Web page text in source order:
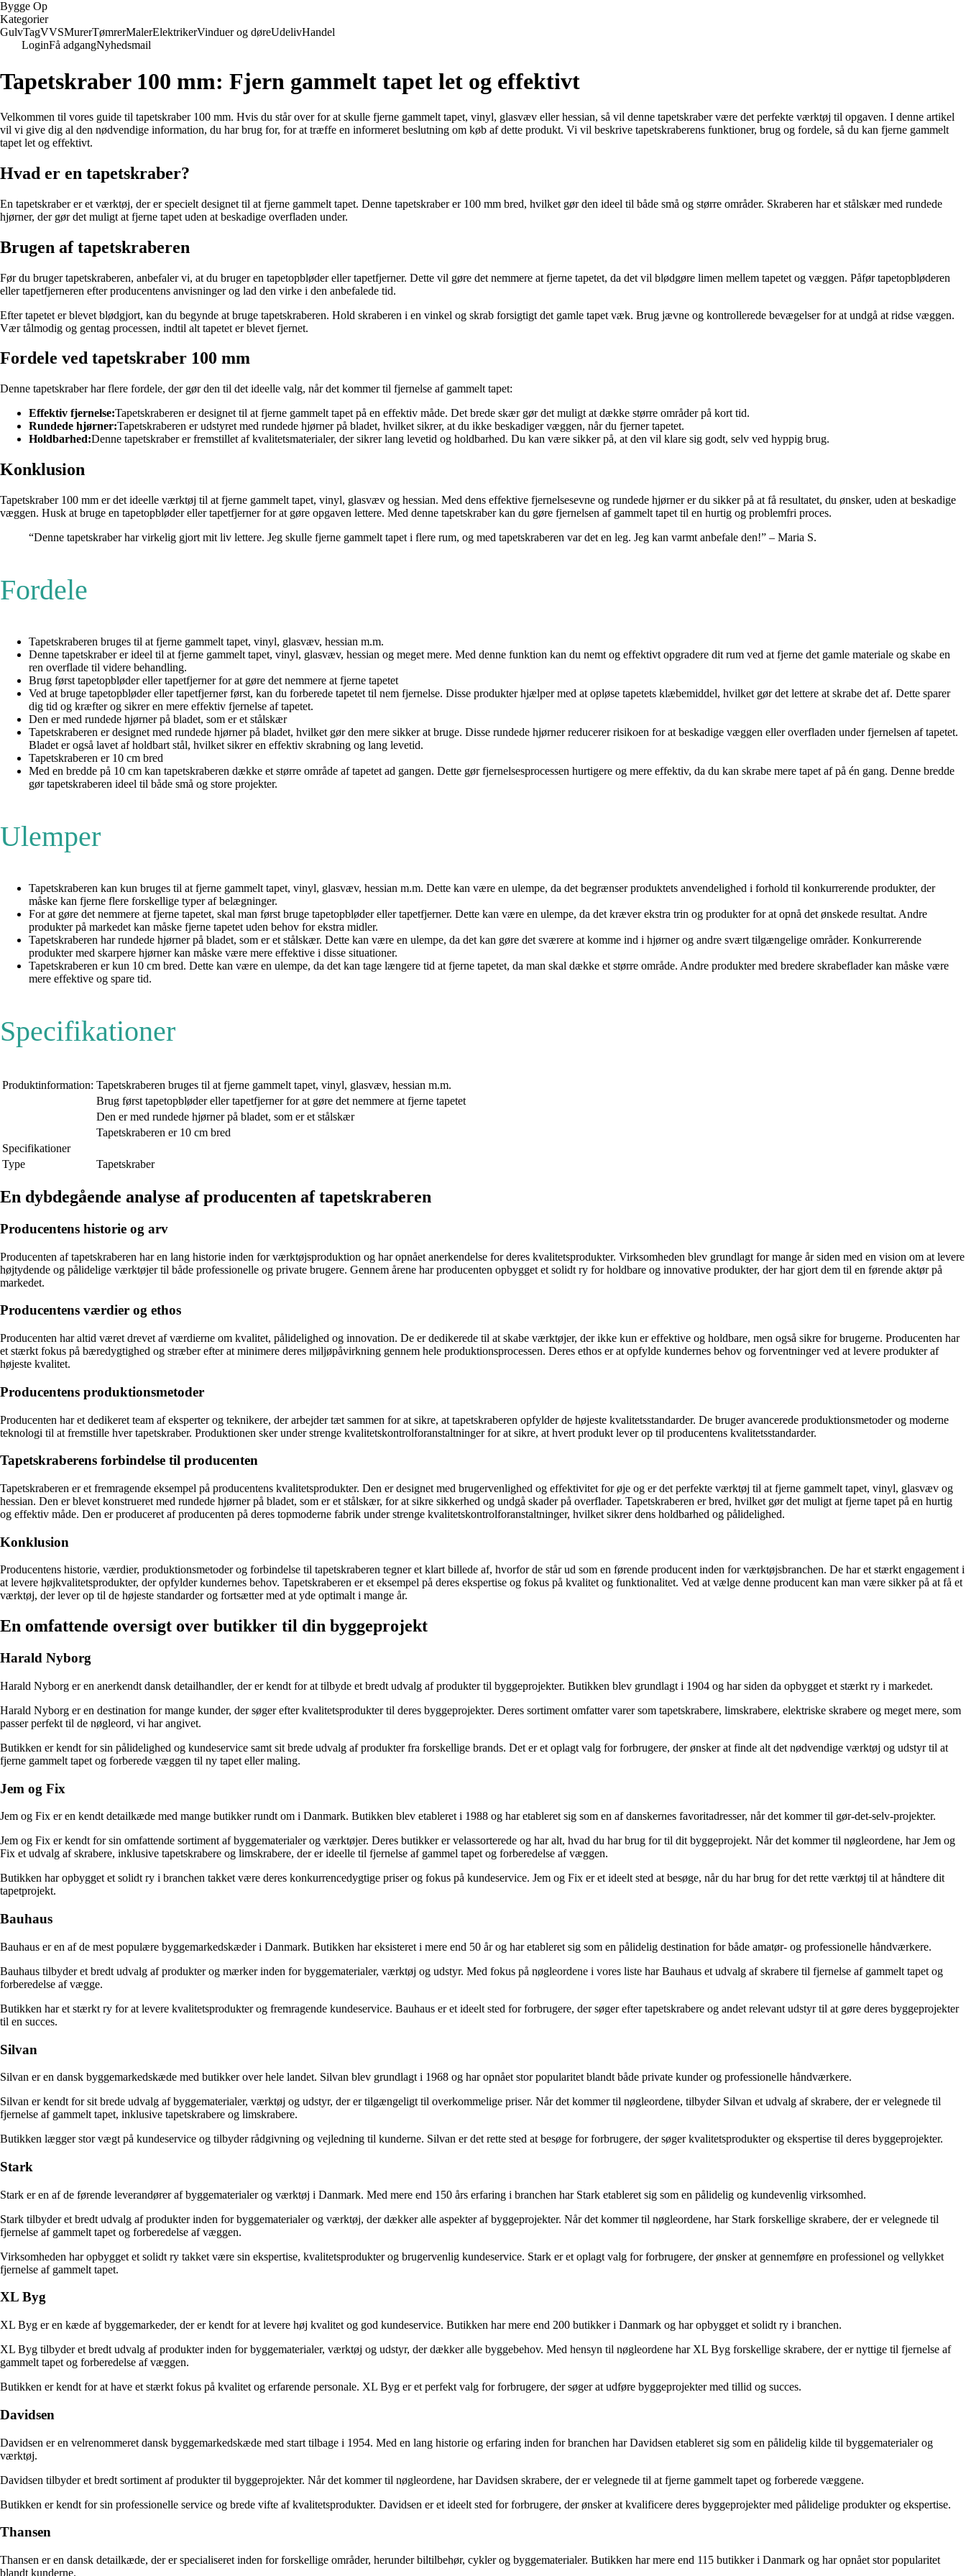
Bygge Op
Kategorier
GulvTagVVSMurerTømrerMalerElektrikerVinduer og døreUdelivHandel
LoginFå adgangNyhedsmail
Tapetskraber 100 mm: Fjern gammelt tapet let og effektivt
Velkommen til vores guide til tapetskraber 100 mm. Hvis du står over for at skulle fjerne gammelt tapet, vinyl, glasvæv eller hessian, så vil denne tapetskraber være det perfekte værktøj til opgaven. I denne artikel
vil vi give dig al den nødvendige information, du har brug for, for at træffe en informeret beslutning om køb af dette produkt. Vi vil beskrive tapetskraberens funktioner, brug og fordele, så du kan fjerne gammelt
tapet let og effektivt.
Hvad er en tapetskraber?
En tapetskraber er et værktøj, der er specielt designet til at fjerne gammelt tapet. Denne tapetskraber er 100 mm bred, hvilket gør den ideel til både små og større områder. Skraberen har et stålskær med rundede
hjørner, der gør det muligt at fjerne tapet uden at beskadige overfladen under.
Brugen af tapetskraberen
Før du bruger tapetskraberen, anbefaler vi, at du bruger en tapetopbløder eller tapetfjerner. Dette vil gøre det nemmere at fjerne tapetet, da det vil blødgøre limen mellem tapetet og væggen. Påfør tapetopbløderen
eller tapetfjerneren efter producentens anvisninger og lad den virke i den anbefalede tid.
Efter tapetet er blevet blødgjort, kan du begynde at bruge tapetskraberen. Hold skraberen i en vinkel og skrab forsigtigt det gamle tapet væk. Brug jævne og kontrollerede bevægelser for at undgå at ridse væggen.
Vær tålmodig og gentag processen, indtil alt tapetet er blevet fjernet.
Fordele ved tapetskraber 100 mm
Denne tapetskraber har flere fordele, der gør den til det ideelle valg, når det kommer til fjernelse af gammelt tapet:
Effektiv fjernelse:Tapetskraberen er designet til at fjerne gammelt tapet på en effektiv måde. Det brede skær gør det muligt at dække større områder på kort tid.
Rundede hjørner:Tapetskraberen er udstyret med rundede hjørner på bladet, hvilket sikrer, at du ikke beskadiger væggen, når du fjerner tapetet.
Holdbarhed:Denne tapetskraber er fremstillet af kvalitetsmaterialer, der sikrer lang levetid og holdbarhed. Du kan være sikker på, at den vil klare sig godt, selv ved hyppig brug.
Konklusion
Tapetskraber 100 mm er det ideelle værktøj til at fjerne gammelt tapet, vinyl, glasvæv og hessian. Med dens effektive fjernelsesevne og rundede hjørner er du sikker på at få resultatet, du ønsker, uden at beskadige
væggen. Husk at bruge en tapetopbløder eller tapetfjerner for at gøre opgaven lettere. Med denne tapetskraber kan du gøre fjernelsen af gammelt tapet til en hurtig og problemfri proces.
“Denne tapetskraber har virkelig gjort mit liv lettere. Jeg skulle fjerne gammelt tapet i flere rum, og med tapetskraberen var det en leg. Jeg kan varmt anbefale den!” – Maria S.
Fordele
Tapetskraberen bruges til at fjerne gammelt tapet, vinyl, glasvæv, hessian m.m.
Denne tapetskraber er ideel til at fjerne gammelt tapet, vinyl, glasvæv, hessian og meget mere. Med denne funktion kan du nemt og effektivt opgradere dit rum ved at fjerne det gamle materiale og skabe en
ren overflade til videre behandling.
Brug først tapetopbløder eller tapetfjerner for at gøre det nemmere at fjerne tapetet
Ved at bruge tapetopbløder eller tapetfjerner først, kan du forberede tapetet til nem fjernelse. Disse produkter hjælper med at opløse tapetets klæbemiddel, hvilket gør det lettere at skrabe det af. Dette sparer
dig tid og kræfter og sikrer en mere effektiv fjernelse af tapetet.
Den er med rundede hjørner på bladet, som er et stålskær
Tapetskraberen er designet med rundede hjørner på bladet, hvilket gør den mere sikker at bruge. Disse rundede hjørner reducerer risikoen for at beskadige væggen eller overfladen under fjernelsen af tapetet.
Bladet er også lavet af holdbart stål, hvilket sikrer en effektiv skrabning og lang levetid.
Tapetskraberen er 10 cm bred
Med en bredde på 10 cm kan tapetskraberen dække et større område af tapetet ad gangen. Dette gør fjernelsesprocessen hurtigere og mere effektiv, da du kan skrabe mere tapet af på én gang. Denne bredde
gør tapetskraberen ideel til både små og store projekter.
Ulemper
Tapetskraberen kan kun bruges til at fjerne gammelt tapet, vinyl, glasvæv, hessian m.m. Dette kan være en ulempe, da det begrænser produktets anvendelighed i forhold til konkurrerende produkter, der
måske kan fjerne flere forskellige typer af belægninger.
For at gøre det nemmere at fjerne tapetet, skal man først bruge tapetopbløder eller tapetfjerner. Dette kan være en ulempe, da det kræver ekstra trin og produkter for at opnå det ønskede resultat. Andre
produkter på markedet kan måske fjerne tapetet uden behov for ekstra midler.
Tapetskraberen har rundede hjørner på bladet, som er et stålskær. Dette kan være en ulempe, da det kan gøre det sværere at komme ind i hjørner og andre svært tilgængelige områder. Konkurrerende
produkter med skarpere hjørner kan måske være mere effektive i disse situationer.
Tapetskraberen er kun 10 cm bred. Dette kan være en ulempe, da det kan tage længere tid at fjerne tapetet, da man skal dække et større område. Andre produkter med bredere skrabeflader kan måske være
mere effektive og spare tid.
Specifikationer
Produktinformation: Tapetskraberen bruges til at fjerne gammelt tapet, vinyl, glasvæv, hessian m.m.
Brug først tapetopbløder eller tapetfjerner for at gøre det nemmere at fjerne tapetet
Den er med rundede hjørner på bladet, som er et stålskær
Tapetskraberen er 10 cm bred
Specifikationer
Type
Tapetskraber
En dybdegående analyse af producenten af tapetskraberen
Producentens historie og arv
Producenten af tapetskraberen har en lang historie inden for værktøjsproduktion og har opnået anerkendelse for deres kvalitetsprodukter. Virksomheden blev grundlagt for mange år siden med en vision om at levere
højtydende og pålidelige værktøjer til både professionelle og private brugere. Gennem årene har producenten opbygget et solidt ry for holdbare og innovative produkter, der har gjort dem til en førende aktør på
markedet.
Producentens værdier og ethos
Producenten har altid været drevet af værdierne om kvalitet, pålidelighed og innovation. De er dedikerede til at skabe værktøjer, der ikke kun er effektive og holdbare, men også sikre for brugerne. Producenten har
et stærkt fokus på bæredygtighed og stræber efter at minimere deres miljøpåvirkning gennem hele produktionsprocessen. Deres ethos er at opfylde kundernes behov og forventninger ved at levere produkter af
højeste kvalitet.
Producentens produktionsmetoder
Producenten har et dedikeret team af eksperter og teknikere, der arbejder tæt sammen for at sikre, at tapetskraberen opfylder de højeste kvalitetsstandarder. De bruger avancerede produktionsmetoder og moderne
teknologi til at fremstille hver tapetskraber. Produktionen sker under strenge kvalitetskontrolforanstaltninger for at sikre, at hvert produkt lever op til producentens kvalitetsstandarder.
Tapetskraberens forbindelse til producenten
Tapetskraberen er et fremragende eksempel på producentens kvalitetsprodukter. Den er designet med brugervenlighed og effektivitet for øje og er det perfekte værktøj til at fjerne gammelt tapet, vinyl, glasvæv og
hessian. Den er blevet konstrueret med rundede hjørner på bladet, som er et stålskær, for at sikre sikkerhed og undgå skader på overflader. Tapetskraberen er bred, hvilket gør det muligt at fjerne tapet på en hurtig
og effektiv måde. Den er produceret af producenten på deres topmoderne fabrik under strenge kvalitetskontrolforanstaltninger, hvilket sikrer dens holdbarhed og pålidelighed.
Konklusion
Producentens historie, værdier, produktionsmetoder og forbindelse til tapetskraberen tegner et klart billede af, hvorfor de står ud som en førende producent inden for værktøjsbranchen. De har et stærkt engagement i
at levere højkvalitetsprodukter, der opfylder kundernes behov. Tapetskraberen er et eksempel på deres ekspertise og fokus på kvalitet og funktionalitet. Ved at vælge denne producent kan man være sikker på at få et
værktøj, der lever op til de højeste standarder og fortsætter med at yde optimalt i mange år.
En omfattende oversigt over butikker til din byggeprojekt
Harald Nyborg
Harald Nyborg er en anerkendt dansk detailhandler, der er kendt for at tilbyde et bredt udvalg af produkter til byggeprojekter. Butikken blev grundlagt i 1904 og har siden da opbygget et stærkt ry i markedet.
Harald Nyborg er en destination for mange kunder, der søger efter kvalitetsprodukter til deres byggeprojekter. Deres sortiment omfatter varer som tapetskrabere, limskrabere, elektriske skrabere og meget mere, som
passer perfekt til de nøgleord, vi har angivet.
Butikken er kendt for sin pålidelighed og kundeservice samt sit brede udvalg af produkter fra forskellige brands. Det er et oplagt valg for forbrugere, der ønsker at finde alt det nødvendige værktøj og udstyr til at
fjerne gammelt tapet og forberede væggen til ny tapet eller maling.
Jem og Fix
Jem og Fix er en kendt detailkæde med mange butikker rundt om i Danmark. Butikken blev etableret i 1988 og har etableret sig som en af danskernes favoritadresser, når det kommer til gør-det-selv-projekter.
Jem og Fix er kendt for sin omfattende sortiment af byggematerialer og værktøjer. Deres butikker er velassorterede og har alt, hvad du har brug for til dit byggeprojekt. Når det kommer til nøgleordene, har Jem og
Fix et udvalg af skrabere, inklusive tapetskrabere og limskrabere, der er ideelle til fjernelse af gammel tapet og forberedelse af væggen.
Butikken har opbygget et solidt ry i branchen takket være deres konkurrencedygtige priser og fokus på kundeservice. Jem og Fix er et ideelt sted at besøge, når du har brug for det rette værktøj til at håndtere dit
tapetprojekt.
Bauhaus
Bauhaus er en af de mest populære byggemarkedskæder i Danmark. Butikken har eksisteret i mere end 50 år og har etableret sig som en pålidelig destination for både amatør- og professionelle håndværkere.
Bauhaus tilbyder et bredt udvalg af produkter og mærker inden for byggematerialer, værktøj og udstyr. Med fokus på nøgleordene i vores liste har Bauhaus et udvalg af skrabere til fjernelse af gammelt tapet og
forberedelse af vægge.
Butikken har et stærkt ry for at levere kvalitetsprodukter og fremragende kundeservice. Bauhaus er et ideelt sted for forbrugere, der søger efter tapetskrabere og andet relevant udstyr til at gøre deres byggeprojekter
til en succes.
Silvan
Silvan er en dansk byggemarkedskæde med butikker over hele landet. Silvan blev grundlagt i 1968 og har opnået stor popularitet blandt både private kunder og professionelle håndværkere.
Silvan er kendt for sit brede udvalg af byggematerialer, værktøj og udstyr, der er tilgængeligt til overkommelige priser. Når det kommer til nøgleordene, tilbyder Silvan et udvalg af skrabere, der er velegnede til
fjernelse af gammelt tapet, inklusive tapetskrabere og limskrabere.
Butikken lægger stor vægt på kundeservice og tilbyder rådgivning og vejledning til kunderne. Silvan er det rette sted at besøge for forbrugere, der søger kvalitetsprodukter og ekspertise til deres byggeprojekter.
Stark
Stark er en af de førende leverandører af byggematerialer og værktøj i Danmark. Med mere end 150 års erfaring i branchen har Stark etableret sig som en pålidelig og kundevenlig virksomhed.
Stark tilbyder et bredt udvalg af produkter inden for byggematerialer og værktøj, der dækker alle aspekter af byggeprojekter. Når det kommer til nøgleordene, har Stark forskellige skrabere, der er velegnede til
fjernelse af gammelt tapet og forberedelse af væggen.
Virksomheden har opbygget et solidt ry takket være sin ekspertise, kvalitetsprodukter og brugervenlig kundeservice. Stark er et oplagt valg for forbrugere, der ønsker at gennemføre en professionel og vellykket
fjernelse af gammelt tapet.
XL Byg
XL Byg er en kæde af byggemarkeder, der er kendt for at levere høj kvalitet og god kundeservice. Butikken har mere end 200 butikker i Danmark og har opbygget et solidt ry i branchen.
XL Byg tilbyder et bredt udvalg af produkter inden for byggematerialer, værktøj og udstyr, der dækker alle byggebehov. Med hensyn til nøgleordene har XL Byg forskellige skrabere, der er nyttige til fjernelse af
gammelt tapet og forberedelse af væggen.
Butikken er kendt for at have et stærkt fokus på kvalitet og erfarende personale. XL Byg er et perfekt valg for forbrugere, der søger at udføre byggeprojekter med tillid og succes.
Davidsen
Davidsen er en velrenommeret dansk byggemarkedskæde med start tilbage i 1954. Med en lang historie og erfaring inden for branchen har Davidsen etableret sig som en pålidelig kilde til byggematerialer og
værktøj.
Davidsen tilbyder et bredt sortiment af produkter til byggeprojekter. Når det kommer til nøgleordene, har Davidsen skrabere, der er velegnede til at fjerne gammelt tapet og forberede væggene.
Butikken er kendt for sin professionelle service og brede vifte af kvalitetsprodukter. Davidsen er et ideelt sted for forbrugere, der ønsker at kvalificere deres byggeprojekter med pålidelige produkter og ekspertise.
Thansen
Thansen er en dansk detailkæde, der er specialiseret inden for forskellige områder, herunder biltilbehør, cykler og byggematerialer. Butikken har mere end 115 butikker i Danmark og har opnået stor popularitet
blandt kunderne.